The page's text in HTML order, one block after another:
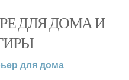
ДЛЯ ДОМА И
для дома